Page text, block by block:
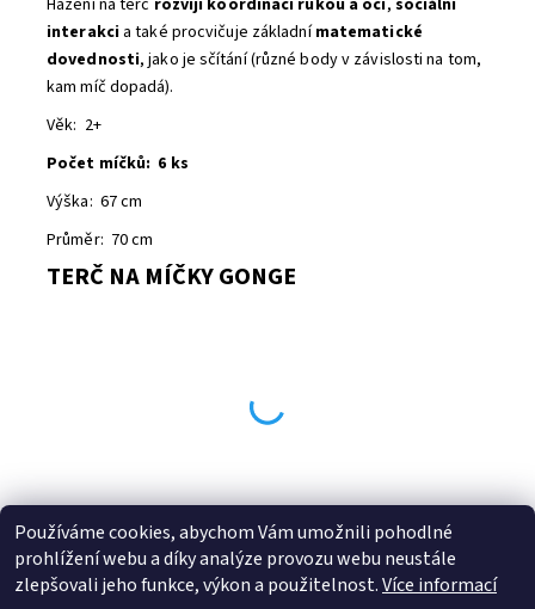
Házení na terč rozvíjí koordinaci rukou a očí, sociální
interakcia také procvičuje základnímatematické
dovednosti, jako je sčítání (různé body v závislosti na tom,
kam míč dopadá).
Věk: 2+
Počet míčků: 6 ks
Výška: 67 cm
Průměr: 70 cm
TERČ NA MÍČKY GONGE
Buďte první, kdo napíše příspěvek k této položce.
Přidat komentář
Používáme cookies, abychom Vám umožnili pohodlné
prohlížení webu a díky analýze provozu webu neustále
zlepšovali jeho funkce, výkon a použitelnost.Více informací